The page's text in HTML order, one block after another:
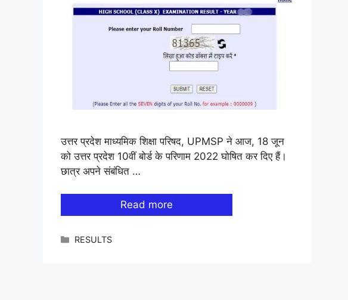
उत्तर प्रदेश माध्यमिक शिक्षा परिषद, UPMSP ने आज, 18 जून
को उत्तर प्रदेश 10वीं बोर्ड के परिणाम 2022 घोषित कर दिए हैं।
छात्र अपने संबंधित …
Read more
Categories
RESULTS